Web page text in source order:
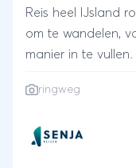
Reis heel IJsland
om te wandelen,
manier in te vullen.
ringweg